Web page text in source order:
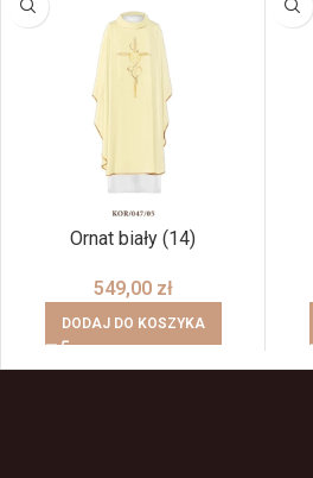
Ornat biały (14)
549,00 zł
DODAJ DO KOSZYKA